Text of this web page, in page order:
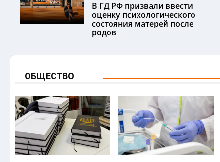
В ГД РФ призвали ввести
оценку психологического
состояния матерей после
родов
ОБЩЕСТВО